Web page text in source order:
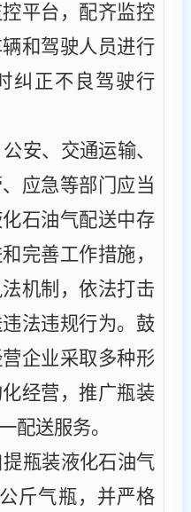
平台，配齐监控
和驾驶人员进行
纠正不良驾驶行
安、交通运输、
应急等部门应当
石油气配送中存
完善工作措施，
机制，依法打击
法违规行为。鼓
企业采取多种形
经营，推广瓶装
配送服务。
提瓶装液化石油气
公斤气瓶，并严格